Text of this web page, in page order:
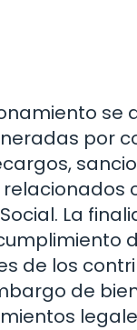
se
por
La
de los
de